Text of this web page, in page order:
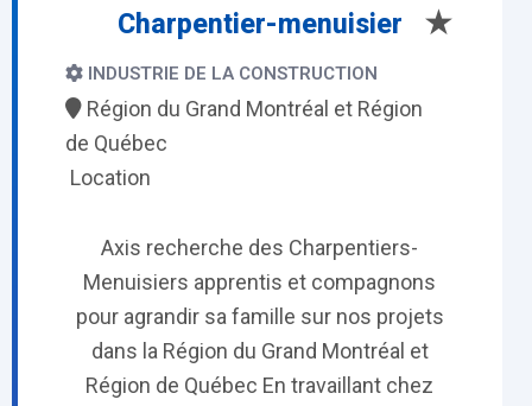
Charpentier-menuisier
INDUSTRIE DE LA CONSTRUCTION
Région du Grand Montréal et Région
de Québec
Location
Axis recherche des Charpentiers-
Menuisiers apprentis et compagnons
pour agrandir sa famille sur nos projets
dans la Région du Grand Montréal et
Région de Québec En travaillant chez
★